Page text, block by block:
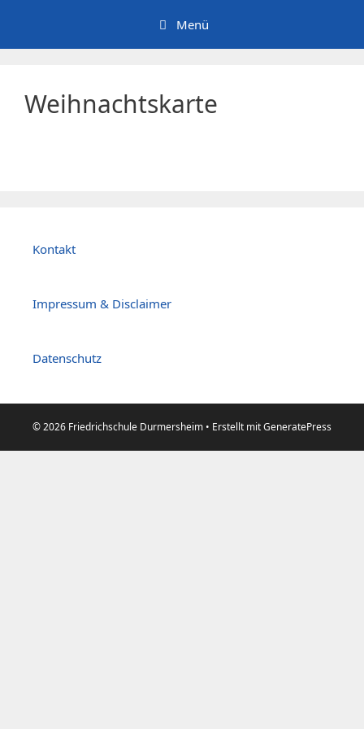
springen
Menü
Weihnachtskarte
Kontakt
Impressum & Disclaimer
Datenschutz
© 2026 Friedrichschule Durmersheim • Erstellt mitGeneratePress